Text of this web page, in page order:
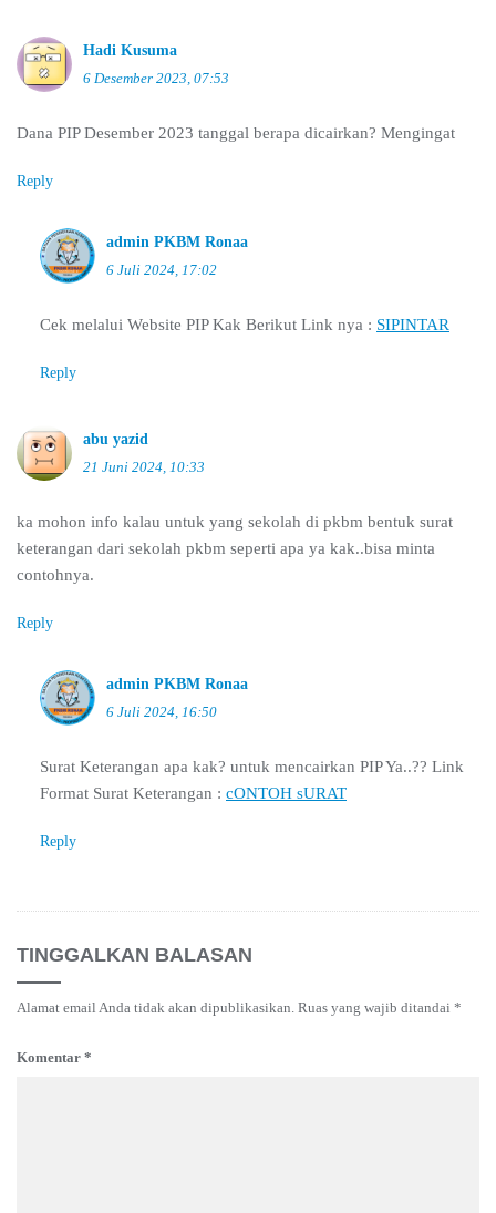
Hadi Kusuma
6 Desember 2023, 07:53
Dana PIP Desember 2023 tanggal berapa dicairkan? Mengingat
Reply
admin PKBM Ronaa
6 Juli 2024, 17:02
Cek melalui Website PIP Kak Berikut Link nya : SIPINTAR
Reply
abu yazid
21 Juni 2024, 10:33
ka mohon info kalau untuk yang sekolah di pkbm bentuk surat
keterangan dari sekolah pkbm seperti apa ya kak..bisa minta
contohnya.
Reply
admin PKBM Ronaa
6 Juli 2024, 16:50
Surat Keterangan apa kak? untuk mencairkan PIP Ya..?? Link
Format Surat Keterangan : cONTOH sURAT
Reply
TINGGALKAN BALASAN
Alamat email Anda tidak akan dipublikasikan. Ruas yang wajib ditandai *
Komentar *